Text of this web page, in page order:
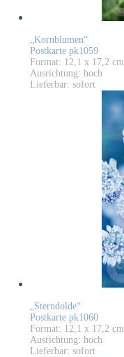
„Kornblumen“
Postkarte pk1059
Format: 12,1 x 17,2 cm
Ausrichtung: hoch
Lieferbar: sofort
„Sterndolde“
Postkarte pk1060
Format: 12,1 x 17,2 cm
Ausrichtung: hoch
Lieferbar: sofort